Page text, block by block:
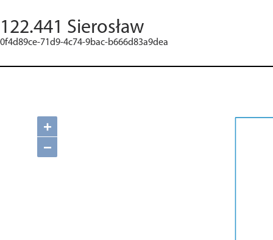
122.441 Sierosław
0f4d89ce-71d9-4c74-9bac-b666d83a9dea
+
−